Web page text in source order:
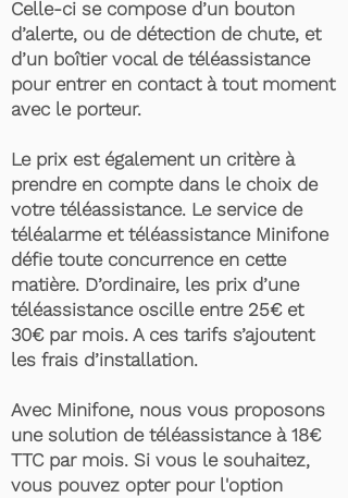
Celle-ci se compose d’un bouton
d’alerte, ou de détection de chute, et
d’un boîtier vocal de téléassistance
pour entrer en contact à tout moment
avec le porteur.
Le prix est également un critère à
prendre en compte dans le choix de
votre téléassistance. Le service de
téléalarme et téléassistance Minifone
défie toute concurrence en cette
matière. D’ordinaire, les prix d’une
téléassistance oscille entre 25€ et
30€ par mois. A ces tarifs s’ajoutent
les frais d’installation.
Avec Minifone, nous vous proposons
une solution de téléassistance à 18€
TTC par mois. Si vous le souhaitez,
vous pouvez opter pour l'option